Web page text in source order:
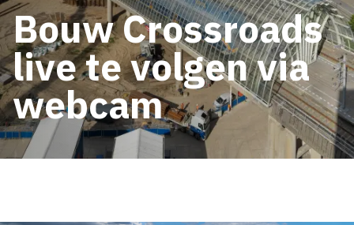
Bouw Crossroads
live te volgen via
webcam